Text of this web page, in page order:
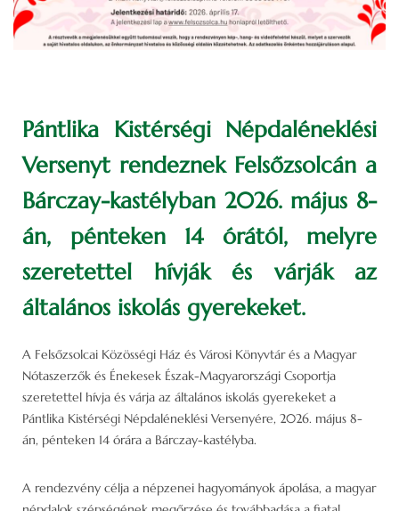
Pántlika Kistérségi Népdaléneklési
Versenyt rendeznek Felsőzsolcán a
Bárczay-kastélyban 2026. május 8-
án, pénteken 14 órától, melyre
szeretettel hívják és várják az
általános iskolás gyerekeket.
A Felsőzsolcai Közösségi Ház és Városi Könyvtár és a Magyar
Nótaszerzők és Énekesek Észak-Magyarországi Csoportja
szeretettel hívja és várja az általános iskolás gyerekeket a
Pántlika Kistérségi Népdaléneklési Versenyére, 2026. május 8-
án, pénteken 14 órára a Bárczay-kastélyba.
A rendezvény célja a népzenei hagyományok ápolása, a magyar